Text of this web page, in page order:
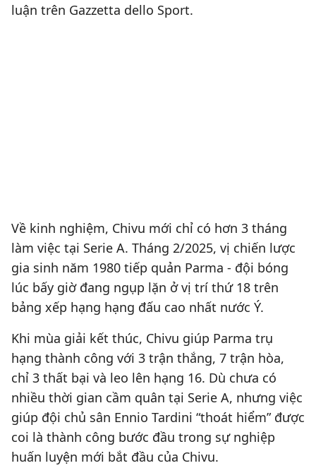
luận trên Gazzetta dello Sport.
Về kinh nghiệm, Chivu mới chỉ có hơn 3 tháng
làm việc tại Serie A. Tháng 2/2025, vị chiến lược
gia sinh năm 1980 tiếp quản Parma - đội bóng
lúc bấy giờ đang ngụp lặn ở vị trí thứ 18 trên
bảng xếp hạng hạng đấu cao nhất nước Ý.
Khi mùa giải kết thúc, Chivu giúp Parma trụ
hạng thành công với 3 trận thắng, 7 trận hòa,
chỉ 3 thất bại và leo lên hạng 16. Dù chưa có
nhiều thời gian cầm quân tại Serie A, nhưng việc
giúp đội chủ sân Ennio Tardini “thoát hiểm” được
coi là thành công bước đầu trong sự nghiệp
huấn luyện mới bắt đầu của Chivu.